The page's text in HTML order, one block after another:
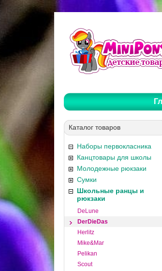
Каталог товаров
Наборы первокласника
Канцтовары для школы
Молодежные рюкзаки
Сумки
Школьные ранцы и
рюкзаки
DeLune
DerDieDas
Herlitz
Mike&Mar
Pelikan
Scout